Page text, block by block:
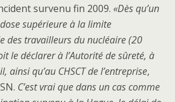
survenu fin 2009. «Dès qu’un
supérieure à la limite
des travailleurs du nucléaire (20
le déclarer à l’Autorité de sûreté, à
ainsi qu’au CHSCT de l’entreprise,
C’est vrai que dans un cas comme